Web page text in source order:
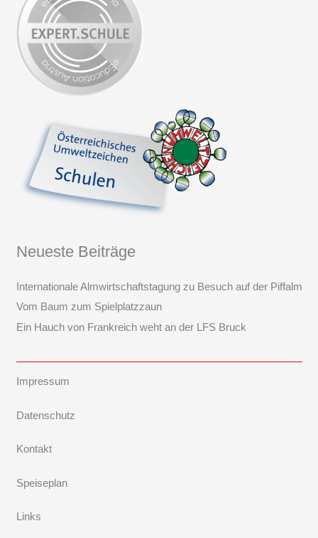
Neueste Beiträge
Internationale Almwirtschaftstagung zu Besuch auf der Piffalm
Vom Baum zum Spielplatzzaun
Ein Hauch von Frankreich weht an der LFS Bruck
Impressum
Datenschutz
Kontakt
Speiseplan
Links